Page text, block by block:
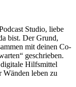
Studio, liebe
bist. Der Grund,
mit deinen Co-
geschrieben.
Hilfsmittel
Wänden leben zu